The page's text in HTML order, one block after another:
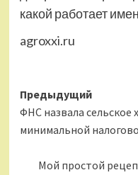
какой работает
agroxxi.ru
Навигация
записи
Предыдущий
ФНС назвала сельское
минимальной
Мой простой